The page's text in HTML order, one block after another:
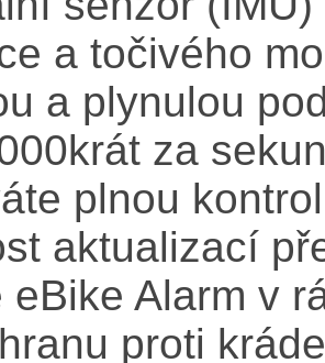
a točivého
a plynulou
za
plnou
aktualizací
eBike Alarm v
proti